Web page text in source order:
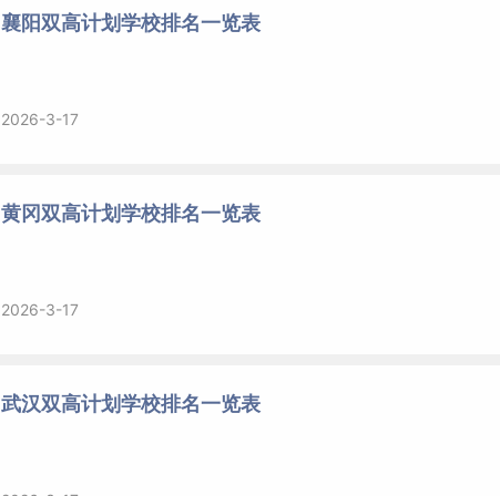
襄阳双高计划学校排名一览表
2026-3-17
黄冈双高计划学校排名一览表
2026-3-17
武汉双高计划学校排名一览表